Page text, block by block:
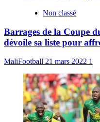
Non classé
Barrages de la Coupe
dévoile sa liste pour
MaliFootball 21 mars 2022 1